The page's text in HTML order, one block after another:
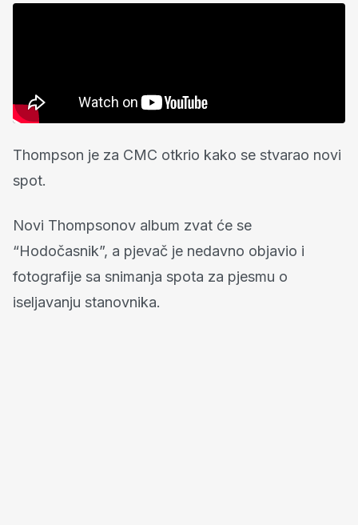
Thompson je za CMC otkrio kako se stvarao novi
spot.
Novi Thompsonov album zvat će se
“Hodočasnik”, a pjevač je nedavno objavio i
fotografije sa snimanja spota za pjesmu o
iseljavanju stanovnika.